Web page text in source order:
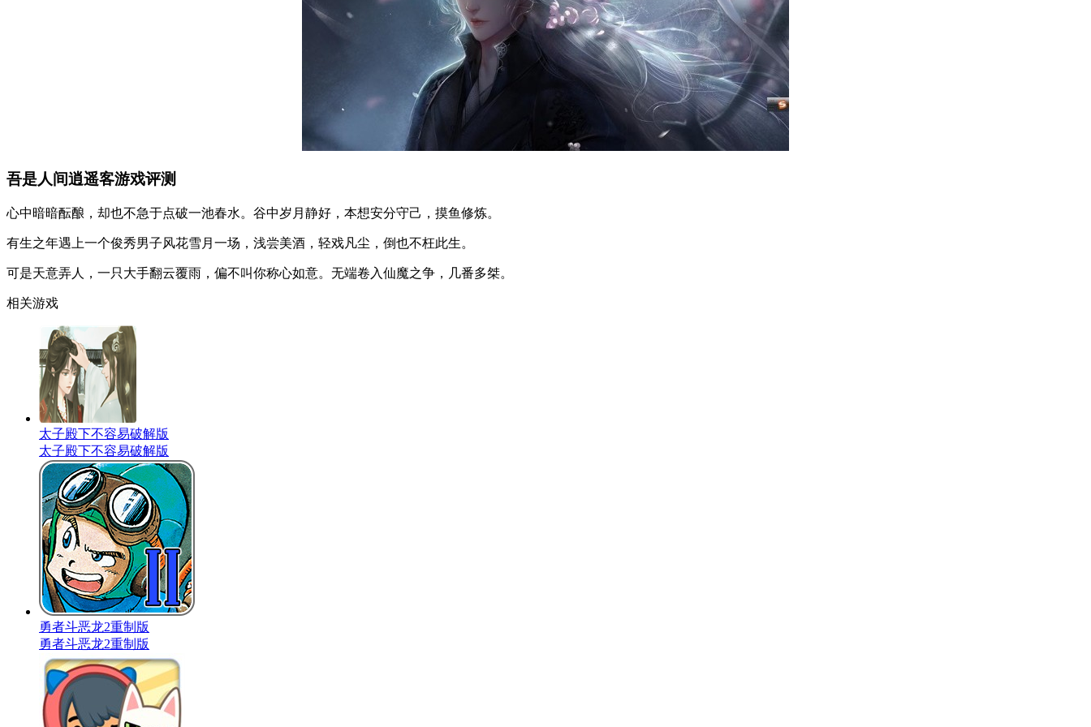
吾是人间逍遥客游戏评测
心中暗暗酝酿，却也不急于点破一池春水。谷中岁月静好，本想安分守己，摸鱼修炼。
有生之年遇上一个俊秀男子风花雪月一场，浅尝美酒，轻戏凡尘，倒也不枉此生。
可是天意弄人，一只大手翻云覆雨，偏不叫你称心如意。无端卷入仙魔之争，几番多桀。
相关游戏
太子殿下不容易破解版
太子殿下不容易破解版
勇者斗恶龙2重制版
勇者斗恶龙2重制版